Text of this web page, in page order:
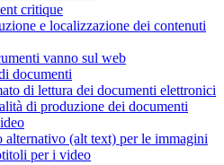
critique
e localizzazione dei contenuti
vanno sul web
documenti
di lettura dei documenti elettronici
di produzione dei documenti
alternativo (alt text) per le immagini
per i video